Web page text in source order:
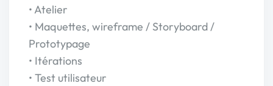
• Atelier
• Maquettes, wireframe / Storyboard /
Prototypage
• Itérations
• Test utilisateur